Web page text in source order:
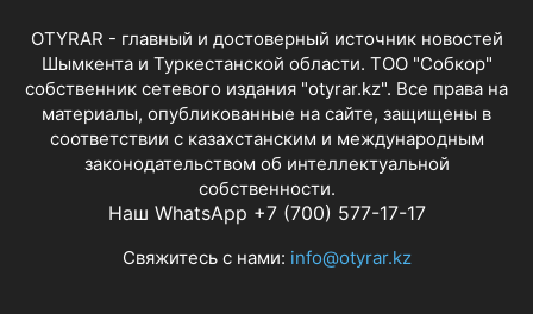
OTYRAR - главный и достоверный источник новостей
Шымкента и Туркестанской области. ТОО "Собкор"
собственник сетевого издания "otyrar.kz". Все права на
материалы, опубликованные на сайте, защищены в
соответствии с казахстанским и международным
законодательством об интеллектуальной
собственности.
Наш WhatsApp +7 (700) 577-17-17
Свяжитесь с нами: info@otyrar.kz